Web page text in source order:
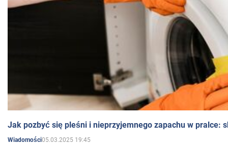
Jak pozbyć się pleśni i nieprzyjemnego zapachu w pralce:
Wiadomości05.03.2025 19:45